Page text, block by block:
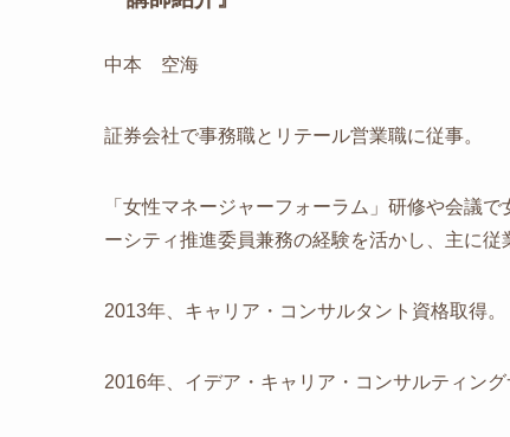
中本 空海
証券会社で事務職とリテール営業職に従事。
「女性マネージャーフォーラム」研修や会議
ーシティ推進委員兼務の経験を活かし、主に
2013年、キャリア・コンサルタント資格取得。
2016年、イデア・キャリア・コンサルティング